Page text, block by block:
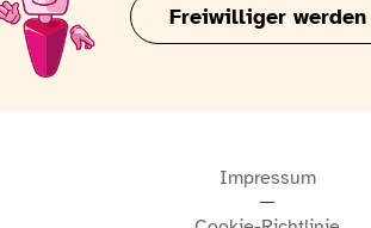
Freiwilliger werden
Impressum